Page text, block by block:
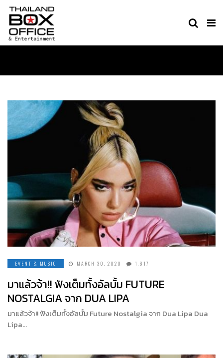
EVENT & MUSIC
EVENT & MUSIC MARCH 30, 2020 1,617
มาแล้วจ้า!! ฟังเต็มทั้งอัลบั้ม FUTURE
NOSTALGIA จาก DUA LIPA
มาแล้วจ้า!! ฟังเต็มทั้งอัลบั้ม Future Nostalgia จาก Dua Lipa Dua
Lipa…